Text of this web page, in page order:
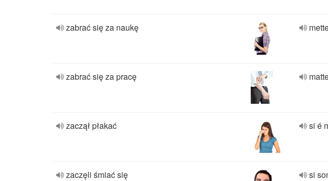
zabrać się za naukę
zabrać się za pracę
zaczął płakać si é
zaczęli śmiać się si